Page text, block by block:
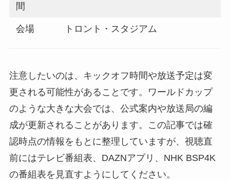
間
会場 トロント・スタジアム
注意したいのは、キックオフ時間や放送予定は変
更される可能性があることです。ワールドカップ
のような大きな大会では、公式案内や放送局の編
成が更新されることがあります。この記事では確
認時点の情報をもとに整理していますが、視聴直
前にはテレビ番組表、DAZNアプリ、NHK BSP4K
の番組表を見直すようにしてください。